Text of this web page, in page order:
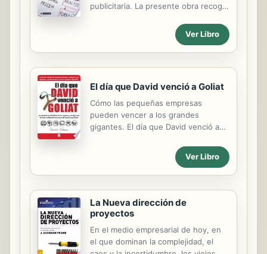
publicitaria. La presente obra recoge
redacción publicitaria, desde los
redactores que fueron y son- claves
para entender esta profesión, hasta
sus principios teóricos, pasando por
de publicidad de hoy y de mañana.
Ver Libro
El día que David venció a Goliat
Cómo las pequeñas empresas
pueden vencer a los grandes
gigantes. El día que David venció a
explica cómo incrementar la
visibilidad de un pequeño negocio y
atraer más clientes utilizando el
pequeñas empresas pueden vencer
gigantes apalancándose en
herramientas de marketing online.
Explica cada herramienta que
necesita una pequeña empresa para
Ver Libro
La Nueva dirección de
proyectos
En el medio empresarial de hoy, en
el que dominan la complejidad, el